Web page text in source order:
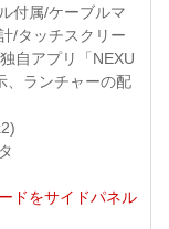
付属/ケーブルマ
/タッチスクリー
自アプリ「NEXU
、ランチャーの配
ドをサイドパネル